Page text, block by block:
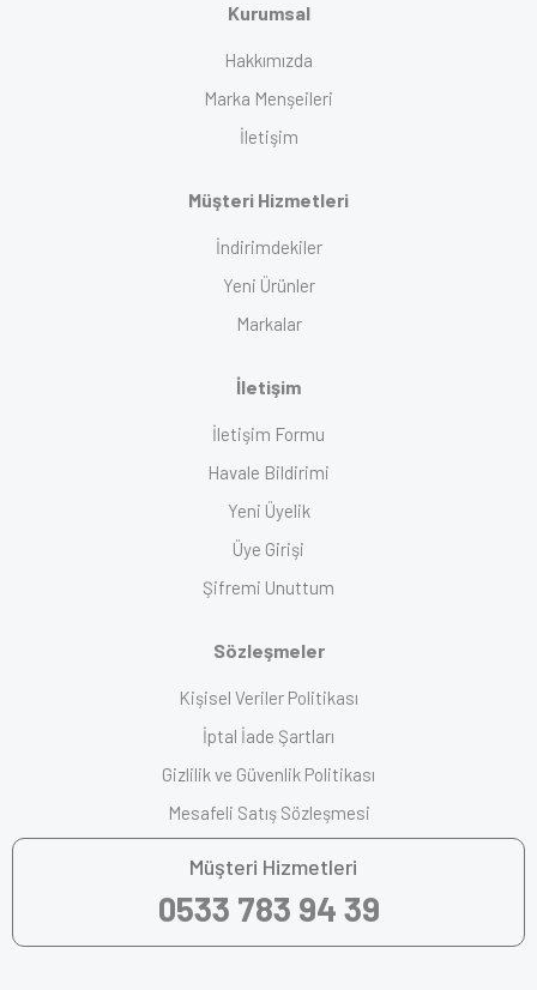
Kurumsal
Hakkımızda
Marka Menşeileri
İletişim
Müşteri Hizmetleri
İndirimdekiler
Yeni Ürünler
Markalar
İletişim
İletişim Formu
Havale Bildirimi
Yeni Üyelik
Üye Girişi
Şifremi Unuttum
Sözleşmeler
Kişisel Veriler Politikası
İptal İade Şartları
Gizlilik ve Güvenlik Politikası
Mesafeli Satış Sözleşmesi
Müşteri Hizmetleri
0533 783 94 39